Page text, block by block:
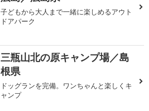
子どもから大人まで一緒に楽しめるアウト
ドアパーク
三瓶山北の原キャンプ場／島
根県
ドッグランを完備。ワンちゃんと楽しくキ
ャンプ